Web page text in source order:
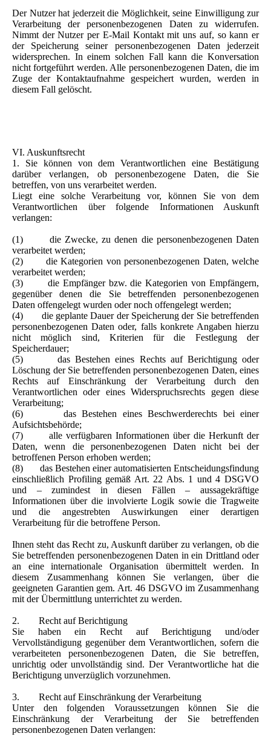
Der Nutzer hat jederzeit die Möglichkeit, seine Einwilligung zur
Verarbeitung der personenbezogenen Daten zu widerrufen.
Nimmt der Nutzer per E-Mail Kontakt mit uns auf, so kann er
der Speicherung seiner personenbezogenen Daten jederzeit
widersprechen. In einem solchen Fall kann die Konversation
nicht fortgeführt werden. Alle personenbezogenen Daten, die im
Zuge der Kontaktaufnahme gespeichert wurden, werden in
diesem Fall gelöscht.
VI. Auskunftsrecht
1. Sie können von dem Verantwortlichen eine Bestätigung
darüber verlangen, ob personenbezogene Daten, die Sie
betreffen, von uns verarbeitet werden.
Liegt eine solche Verarbeitung vor, können Sie von dem
Verantwortlichen über folgende Informationen Auskunft
verlangen:
(1) die Zwecke, zu denen die personenbezogenen Daten
verarbeitet werden;
(2) die Kategorien von personenbezogenen Daten, welche
verarbeitet werden;
(3) die Empfänger bzw. die Kategorien von Empfängern,
gegenüber denen die Sie betreffenden personenbezogenen
Daten offengelegt wurden oder noch offengelegt werden;
(4) die geplante Dauer der Speicherung der Sie betreffenden
personenbezogenen Daten oder, falls konkrete Angaben hierzu
nicht möglich sind, Kriterien für die Festlegung der
Speicherdauer;
(5) das Bestehen eines Rechts auf Berichtigung oder
Löschung der Sie betreffenden personenbezogenen Daten, eines
Rechts auf Einschränkung der Verarbeitung durch den
Verantwortlichen oder eines Widerspruchsrechts gegen diese
Verarbeitung;
(6) das Bestehen eines Beschwerderechts bei einer
Aufsichtsbehörde;
(7) alle verfügbaren Informationen über die Herkunft der
Daten, wenn die personenbezogenen Daten nicht bei der
betroffenen Person erhoben werden;
(8) das Bestehen einer automatisierten Entscheidungsfindung
einschließlich Profiling gemäß Art. 22 Abs. 1 und 4 DSGVO
und – zumindest in diesen Fällen – aussagekräftige
Informationen über die involvierte Logik sowie die Tragweite
und die angestrebten Auswirkungen einer derartigen
Verarbeitung für die betroffene Person.
Ihnen steht das Recht zu, Auskunft darüber zu verlangen, ob die
Sie betreffenden personenbezogenen Daten in ein Drittland oder
an eine internationale Organisation übermittelt werden. In
diesem Zusammenhang können Sie verlangen, über die
geeigneten Garantien gem. Art. 46 DSGVO im Zusammenhang
mit der Übermittlung unterrichtet zu werden.
2. Recht auf Berichtigung
Sie haben ein Recht auf Berichtigung und/oder
Vervollständigung gegenüber dem Verantwortlichen, sofern die
verarbeiteten personenbezogenen Daten, die Sie betreffen,
unrichtig oder unvollständig sind. Der Verantwortliche hat die
Berichtigung unverzüglich vorzunehmen.
3. Recht auf Einschränkung der Verarbeitung
Unter den folgenden Voraussetzungen können Sie die
Einschränkung der Verarbeitung der Sie betreffenden
personenbezogenen Daten verlangen: